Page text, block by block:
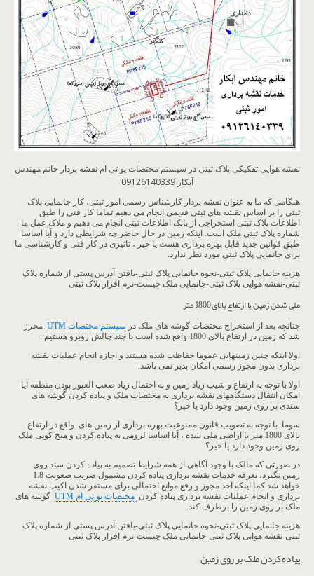
نقشه هوایی تفکیکی پلاک ثبتی در سیستم مختصات یو تی ام نقشه بردار خانم مهندس
آبکار 09126140339
هنگامی که ما به عنوان نقشه بردار کارشناس رسمی امور ثبتی، کار جانمایی پلاک
ثبتی را بر اساس نقشه های ثبتی قدیمی انجام می دهیم تماما کار فنی را طبق
اطلاعات پلاک ثبتی استخراجی از بانک اطلاعات ثبتی انجام می دهیم و ملاک عمل ما
شماره پلاک ثبتی ملک است. اینکه زمین در حال حاضر چه شرایطی دارد و آیا اساسا
طبق قوانین جدید قابل بهره برداری هست یا خیر ، تاثیری در کار فنی و کارشناسی ما
برای جانمایی پلاک ثبتی مورد نظر ندارد.
هزینه جانمایی پلاک ثبتی-نحوه جانمایی پلاک ثبتی-یافتن آدرس پستی از شماره پلاک
ثبتی-نقشه هوایی پلاک ثبتی-جانمایی ملک چیست-نرم افزار پلاک ثبتی
ملی شدن زمین با ارتفاع بالای 1800 متر
چنانچه بعد از استخراج مختصات گوشه های ملک در سیستم مختصات UTM
محرز
شد که زمین در ارتفاع بالای 1800 واقع شده است با چند چالش روبرو هستیم:
اولا اینکه چنین زمینهایی عموما حفاظت شده هستند و اجازه انجام عملیات نقشه
برداری بدون مجوز رسمی امکان پذیر نمی باشد.
اولا با توجه به ارتفاع و شیب زیاد زمین و به احتمال زیاد صعب العبور بودن منطقه آیا
امکان انتقال دستگاههای نقشه برداری به مختصات ملک و پیاده کردن گوشه های
سندی بر روی زمین وجود دارد یا خیر؟
سوما با توجه به تصویب قانون ممنوعیت بهره برداری از زمین های واقع در ارتفاع
بالای 1800 متر یا اراضی ملی شده ، آیا اساسا لزومی به پیاده کردن و میخ کوبی ملک
روی زمین وجود دارد یا خیر؟
در صورتی که مالک با وجود آگاهی از همه شرایط تصمیم به پیاده کردن سند روی
زمین بگیرد، تعرفه خدمات نقشه برداری پیاده کردن مشمول ضریب صعوبت 1.8
خواهد شد کما اینکه اخد مجوز و رفع موانع احتمالی برای مستقر شدن اکیپ نقشه
برداری و انجام عملیات نقشه برداری پیاده کردن مختصات یو تی ام UTM
گوشه های
ملک بر روی زمین را برطرف کند.
هزینه جانمایی پلاک ثبتی-نحوه جانمایی پلاک ثبتی-یافتن آدرس پستی از شماره پلاک
ثبتی-نقشه هوایی پلاک ثبتی-جانمایی ملک چیست-نرم افزار پلاک ثبتی
پیاده کردن ملک بر روی زمین